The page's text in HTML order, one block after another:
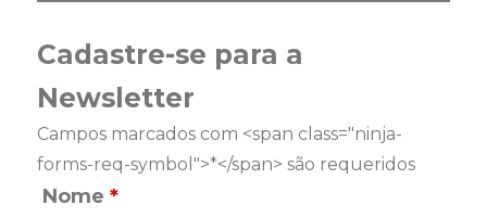
Cadastre-se para a
Newsletter
Campos marcados com <span class="ninja-
forms-req-symbol">*</span> são requeridos
Nome*